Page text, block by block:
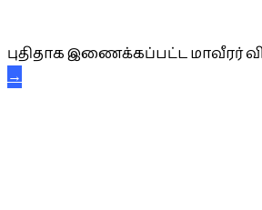
புதிதாக இணைக்கப்பட்ட மாவீரர்
→